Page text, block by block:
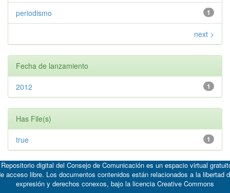
1
periodismo
next >
Fecha de lanzamiento
1
2012
Has File(s)
1
true
digital del Consejo de Comunicación es un espacio virtual
acceso libre. Los documentos contenidos están relacionados a la libertad
expresión y derechos conexos, bajo la licencia Creative Commons